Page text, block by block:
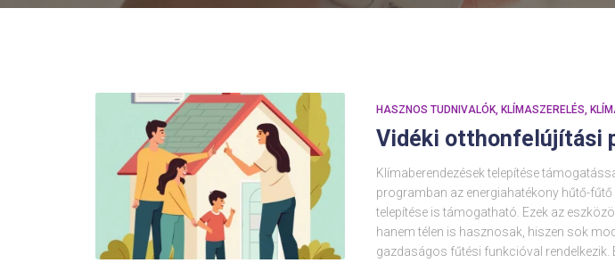
HASZNOS TUDNIVALÓK KLÍMASZERELÉS
Vidéki otthonfelújítási
Klímaberendezések telepítése
programban az energiahatékony hűtő-fűtő
telepítése is támogatható. Ezek az
hanem télen is hasznosak, hiszen sok
gazdaságos fűtési funkcióval rendelkezik.